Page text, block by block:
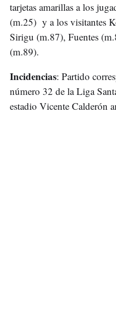
tarjetas amarillas a los
(m.25) y a los visitantes
Sirigu (m.87), Fuentes
(m.89).
Incidencias: Partido
número 32 de la Liga
estadio Vicente Calderón